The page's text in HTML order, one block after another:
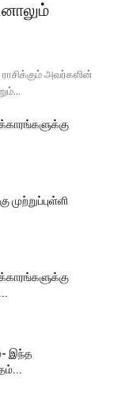
ராசிக்கும் அவர்களின்
இந்த